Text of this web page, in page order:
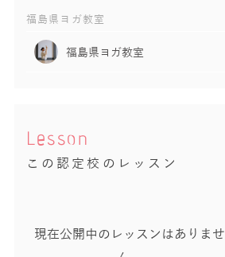
福島県ヨガ教室
福島県ヨガ教室
Lesson
この認定校のレッスン
現在公開中のレッスンはありませ